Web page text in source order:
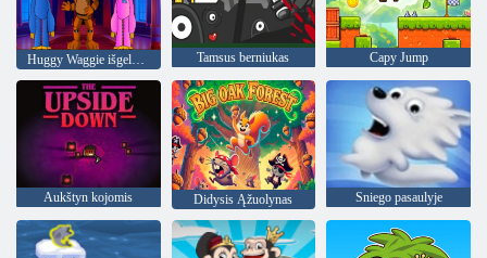
Tamsus berniukas Capy Jump
Aukštyn kojomis Didysis Ąžuolynas Sniego pasaulyje